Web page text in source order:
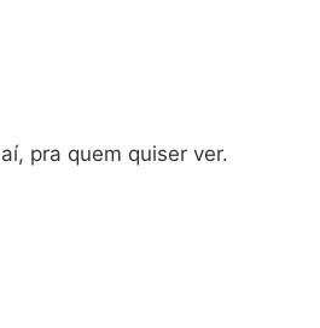
pra quem quiser ver.